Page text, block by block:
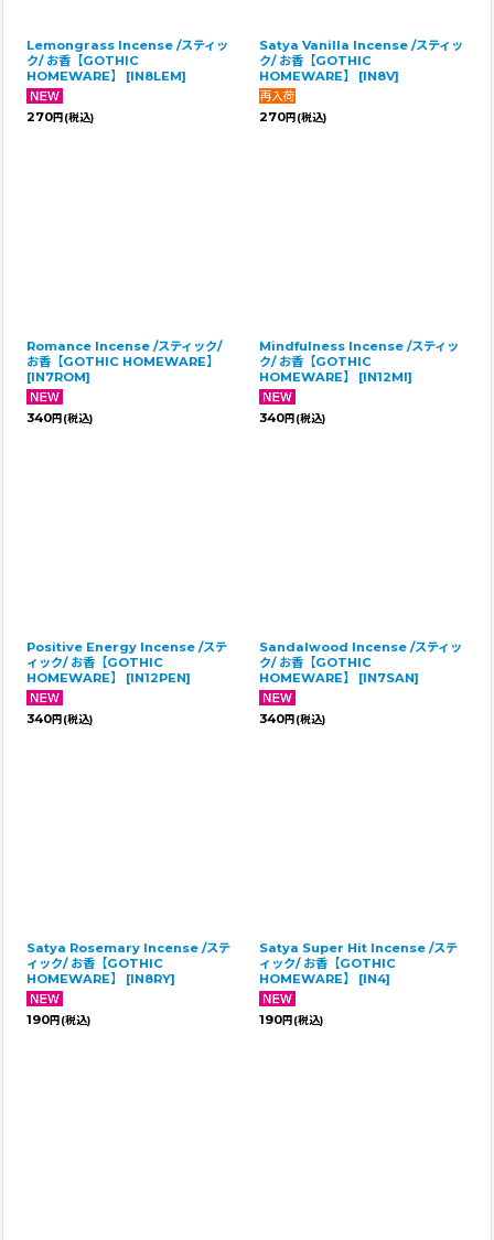
Lemongrass Incense /スティッ
ク/ お香【GOTHIC
HOMEWARE】
[IN8LEM]
270円 (税込)
Satya Vanilla Incense /スティッ
ク/ お香【GOTHIC
HOMEWARE】
[IN8V]
270円 (税込)
Romance Incense /スティック/
お香【GOTHIC HOMEWARE】
[IN7ROM]
340円 (税込)
Mindfulness Incense /スティッ
ク/ お香【GOTHIC
HOMEWARE】
[IN12MI]
340円 (税込)
Positive Energy Incense /ステ
ィック/ お香【GOTHIC
HOMEWARE】
[IN12PEN]
340円 (税込)
Sandalwood Incense /スティッ
ク/ お香【GOTHIC
HOMEWARE】
[IN7SAN]
340円 (税込)
Satya Rosemary Incense /ステ
ィック/ お香【GOTHIC
HOMEWARE】
[IN8RY]
190円 (税込)
Satya Super Hit Incense /ステ
ィック/ お香【GOTHIC
HOMEWARE】
[IN4]
190円 (税込)